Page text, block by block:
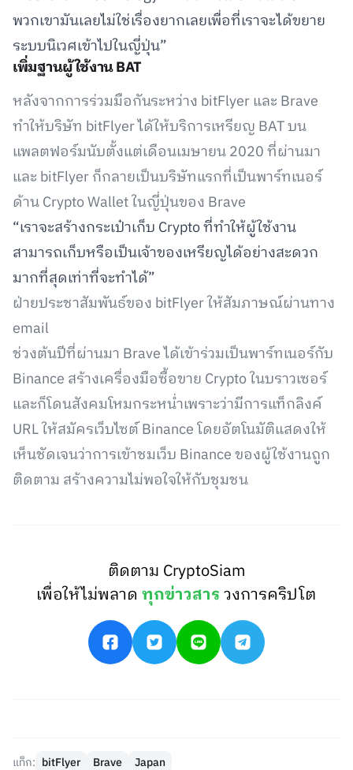
พวกเขามันเลยไม่ใช่เรื่องยากเลยเพื่อที่เราจะได้ขยาย
ระบบนิเวศเข้าไปในญี่ปุ่น”
เพิ่มฐานผู้ใช้งาน BAT
หลังจากการร่วมมือกันระหว่าง bitFlyer และ Brave
ทำให้บริษัท bitFlyer ได้ให้บริการเหรียญ BAT บน
แพลตฟอร์มนับตั้งแต่เดือนเมษายน 2020 ที่ผ่านมา
และ bitFlyer ก็กลายเป็นบริษัทแรกที่เป็นพาร์ทเนอร์
ด้าน Crypto Wallet ในญี่ปุ่นของ Brave
“เราจะสร้างกระเป๋าเก็บ Crypto ที่ทำให้ผู้ใช้งาน
สามารถเก็บหรือเป็นเจ้าของเหรียญได้อย่างสะดวก
มากที่สุดเท่าที่จะทำได้”
ฝ่ายประชาสัมพันธ์ของ bitFlyer ให้สัมภาษณ์ผ่านทาง
email
ช่วงต้นปีที่ผ่านมา Brave ได้เข้าร่วมเป็นพาร์ทเนอร์กับ
Binance สร้างเครื่องมือซื้อขาย Crypto ในบราวเซอร์
และก็โดนสังคมโหมกระหน่ำเพราะว่ามีการแท็กลิงค์
URL ให้สมัครเว็บไซต์ Binance โดยอัตโนมัติแสดงให้
เห็นชัดเจนว่าการเข้าชมเว็บ Binance ของผู้ใช้งานถูก
ติดตาม สร้างความไม่พอใจให้กับชุมชน
ติดตาม CryptoSiam
เพื่อให้ไม่พลาดทุกข่าวสารวงการคริปโต
แท็ก: bitFlyer Brave Japan